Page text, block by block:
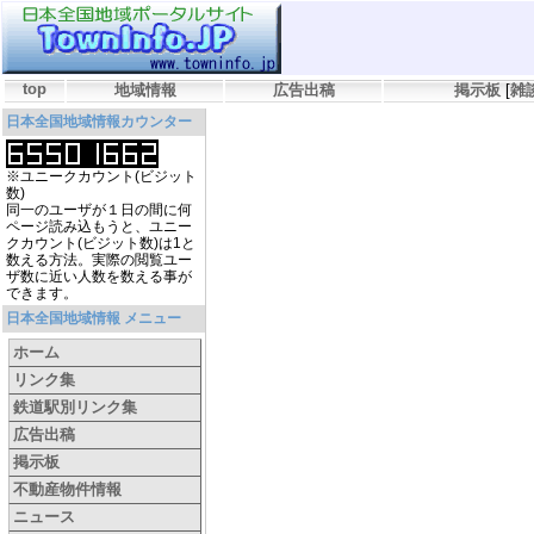
top 地域情報 広告出稿 掲示板 [雑
日本全国地域情報カウンター
※ユニークカウント(ビジット
数)
同一のユーザが１日の間に何
ページ読み込もうと、ユニー
クカウント(ビジット数)は1と
数える方法。実際の閲覧ユー
ザ数に近い人数を数える事が
できます。
日本全国地域情報 メニュー
ホーム
リンク集
鉄道駅別リンク集
広告出稿
掲示板
不動産物件情報
ニュース